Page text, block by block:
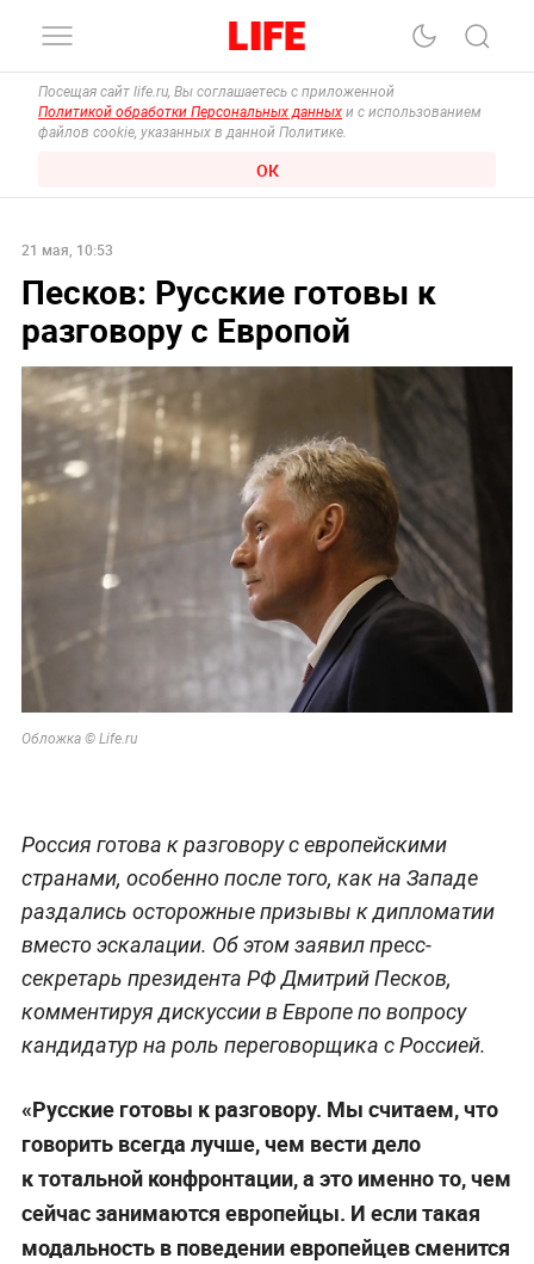
Посещая сайт life.ru, Вы соглашаетесь с приложенной
Политикой обработки Персональных данных и с использованием
файлов cookie, указанных в данной Политике.
ОК
21 мая, 10:53
Песков: Русские готовы к
разговору с Европой
Обложка © Life.ru
Россия готова к разговору с европейскими
странами, особенно после того, как на Западе
раздались осторожные призывы к дипломатии
вместо эскалации. Об этом заявил пресс-
секретарь президента РФ Дмитрий Песков,
комментируя дискуссии в Европе по вопросу
кандидатур на роль переговорщика с Россией.
«Русские готовы к разговору. Мы считаем, что
говорить всегда лучше, чем вести дело
к тотальной конфронтации, а это именно то, чем
сейчас занимаются европейцы. И если такая
модальность в поведении европейцев сменится